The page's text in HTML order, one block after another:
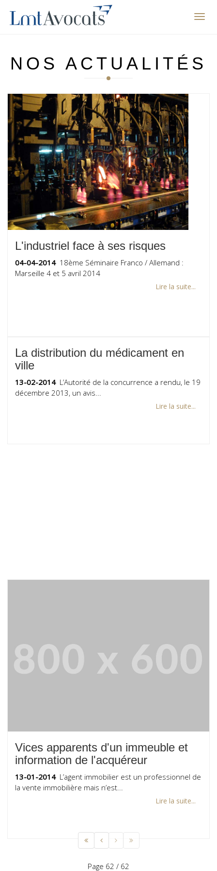
NOS ACTUALITÉS
L'industriel face à ses risques
04-04-201418ème Séminaire Franco / Allemand :
Marseille 4 et 5 avril 2014
Lire la suite...
La distribution du médicament en
ville
13-02-2014L’Autorité de la concurrence a rendu, le 19
décembre 2013, un avis...
Lire la suite...
Vices apparents d'un immeuble et
information de l'acquéreur
13-01-2014L’agent immobilier est un professionnel de
la vente immobilière mais n’est...
Lire la suite...
Page 62 / 62